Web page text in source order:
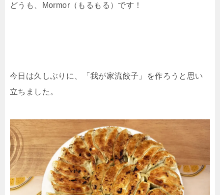
どうも、Mormor（もるもる）です！
今日は久しぶりに、「我が家流餃子」を作ろうと思い
立ちました。